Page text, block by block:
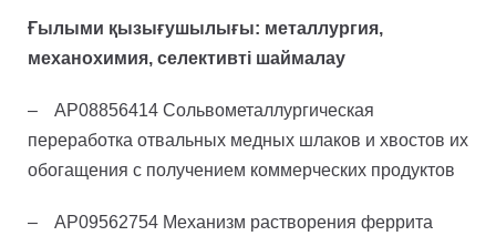
Ғылыми қызығушылығы: металлургия,
механохимия, селективті шаймалау
– AP08856414 Сольвометаллургическая
переработка отвальных медных шлаков и хвостов их
обогащения с получением коммерческих продуктов
– AP09562754 Механизм растворения феррита